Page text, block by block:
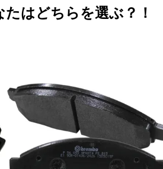
はどちらを選ぶ？！